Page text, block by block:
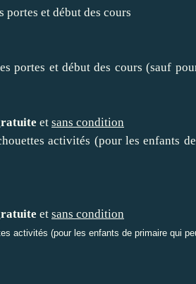
portes et début des cours
portes et début des cours (sauf
et sans condition
activités (pour les enfants
et sans condition
activités (pour les enfants de primaire qui